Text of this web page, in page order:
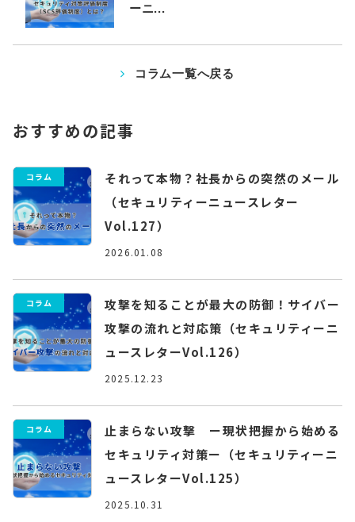
ーニ...
コラム一覧へ戻る
おすすめの記事
コラム
それって本物？社長からの突然のメール
（セキュリティーニュースレター
Vol.127）
2026.01.08
コラム
攻撃を知ることが最大の防御！サイバー
攻撃の流れと対応策（セキュリティーニ
ュースレターVol.126）
2025.12.23
コラム
止まらない攻撃 ー現状把握から始める
セキュリティ対策ー（セキュリティーニ
ュースレターVol.125）
2025.10.31